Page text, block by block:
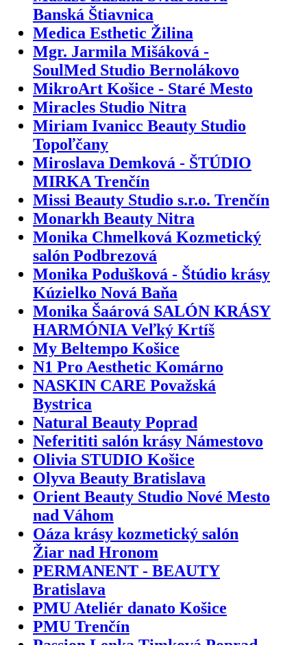
Banská Štiavnica
Medica Esthetic Žilina
Mgr. Jarmila Mišáková -
SoulMed Studio Bernolákovo
MikroArt Košice - Staré Mesto
Miracles Studio Nitra
Miriam Ivanicc Beauty Studio
Topoľčany
Miroslava Demková - ŠTÚDIO
MIRKA Trenčín
Missi Beauty Studio s.r.o. Trenčín
Monarkh Beauty Nitra
Monika Chmelková Kozmetický
salón Podbrezová
Monika Podušková - Štúdio krásy
Kúzielko Nová Baňa
Monika Šaárová SALÓN KRÁSY
HARMÓNIA Veľký Krtíš
My Beltempo Košice
N1 Pro Aesthetic Komárno
NASKIN CARE Považská
Bystrica
Natural Beauty Poprad
Neferititi salón krásy Námestovo
Olivia STUDIO Košice
Olyva Beauty Bratislava
Orient Beauty Studio Nové Mesto
nad Váhom
Oáza krásy kozmetický salón
Žiar nad Hronom
PERMANENT - BEAUTY
Bratislava
PMU Ateliér danato Košice
PMU Trenčín